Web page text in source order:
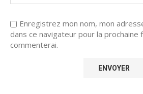
Enregistrez mon nom, mon
dans ce navigateur pour la prochaine
commenterai.